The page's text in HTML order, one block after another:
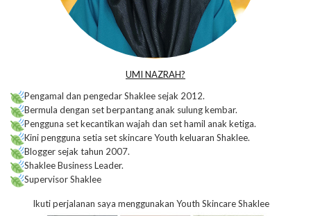
UMI NAZRAH?
Pengamal dan pengedar Shaklee sejak 2012.
Bermula dengan set berpantang anak sulung kembar.
Pengguna set kecantikan wajah dan set hamil anak ketiga.
Kini pengguna setia set skincare Youth keluaran Shaklee.
Blogger sejak tahun 2007.
Shaklee Business Leader.
Supervisor Shaklee
Ikuti perjalanan saya menggunakan Youth Skincare Shaklee